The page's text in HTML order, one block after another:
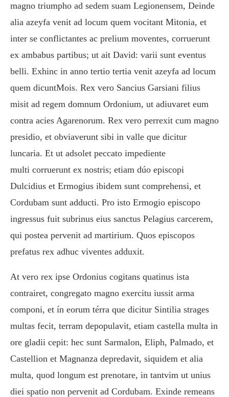
magno triumpho ad sedem suam Legionensem, Deinde
alia azeyfa venit ad locum quem vocitant Mitonia, et
inter se conflictantes ac prelium moventes, corruerunt
ex ambabus partibus; ut ait David: varii sunt eventus
belli. Exhinc in anno tertio tertia venit azeyfa ad locum
quem dicuntMois. Rex vero Sancius Garsiani filius
misit ad regem domnum Ordonium, ut adiuvaret eum
contra acies Agarenorum. Rex vero perrexit cum magno
presidio, et obviaverunt sibi in valle que dicitur
luncaria. Et ut adsolet peccato impediente
multi corruerunt ex nostris; etiam dúo episcopi
Dulcidius et Ermogius ibidem sunt comprehensi, et
Cordubam sunt adducti. Pro isto Ermogio episcopo
ingressus fuit subrinus eius sanctus Pelagius carcerem,
qui postea pervenit ad martirium. Quos episcopos
prefatus rex adhuc viventes adduxit.
At vero rex ipse Ordonius cogitans quatinus ista
contrairet, congregato magno exercitu iussit arma
componi, et ín eorum térra que dicitur Sintilia strages
multas fecit, terram depopulavit, etiam castella multa in
ore gladii cepit: hec sunt Sarmalon, Eliph, Palmado, et
Castellion et Magnanza depredavit, siquidem et alia
multa, quod longum est prenotare, in tantvim ut unius
diei spatio non pervenit ad Cordubam. Exinde remeans